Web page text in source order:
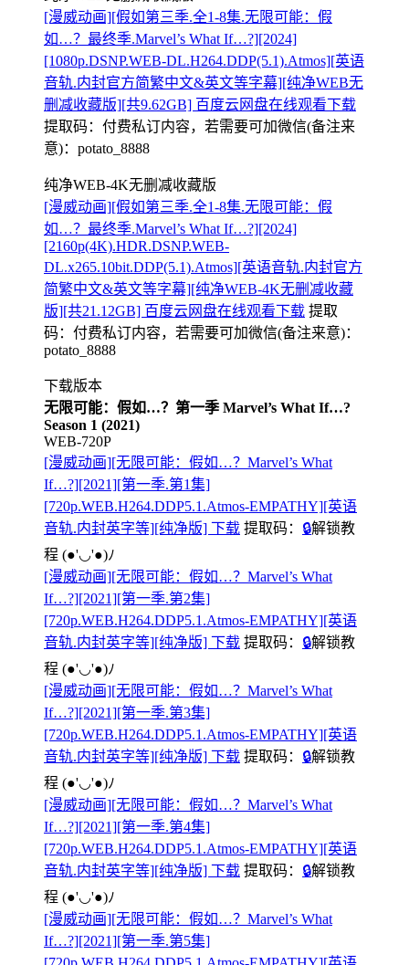
[漫威动画][假如第三季.全1-8集.无限可能：假
如…？最终季.Marvel’s What If…?][2024]
[1080p.DSNP.WEB-DL.H264.DDP(5.1).Atmos][英语
音轨.内封官方简繁中文&英文等字幕][纯净WEB无
删减收藏版][共9.62GB] 百度云网盘在线观看下载
提取码： 付费私订内容，若需要可加微信(备注来
意)：potato_8888
纯净WEB-4K无删减收藏版
[漫威动画][假如第三季.全1-8集.无限可能：假
如…？最终季.Marvel’s What If…?][2024]
[2160p(4K).HDR.DSNP.WEB-
DL.x265.10bit.DDP(5.1).Atmos][英语音轨.内封官方
简繁中文&英文等字幕][纯净WEB-4K无删减收藏
版][共21.12GB] 百度云网盘在线观看下载 提取
码： 付费私订内容，若需要可加微信(备注来意)：
potato_8888
下载版本
无限可能：假如…？第一季 Marvel’s What If…?
Season 1 (2021)
WEB-720P
[漫威动画][无限可能：假如…？Marvel’s What
If…?][2021][第一季.第1集]
[720p.WEB.H264.DDP5.1.Atmos-EMPATHY][英语
音轨.内封英字等][纯净版] 下载 提取码： 🔒解锁教
程 (●'◡'●)ﾉ
[漫威动画][无限可能：假如…？Marvel’s What
If…?][2021][第一季.第2集]
[720p.WEB.H264.DDP5.1.Atmos-EMPATHY][英语
音轨.内封英字等][纯净版] 下载 提取码： 🔒解锁教
程 (●'◡'●)ﾉ
[漫威动画][无限可能：假如…？Marvel’s What
If…?][2021][第一季.第3集]
[720p.WEB.H264.DDP5.1.Atmos-EMPATHY][英语
音轨.内封英字等][纯净版] 下载 提取码： 🔒解锁教
程 (●'◡'●)ﾉ
[漫威动画][无限可能：假如…？Marvel’s What
If…?][2021][第一季.第4集]
[720p.WEB.H264.DDP5.1.Atmos-EMPATHY][英语
音轨.内封英字等][纯净版] 下载 提取码： 🔒解锁教
程 (●'◡'●)ﾉ
[漫威动画][无限可能：假如…？Marvel’s What
If…?][2021][第一季.第5集]